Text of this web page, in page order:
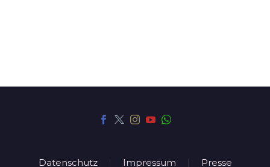
Datenschutz Impressum Presse